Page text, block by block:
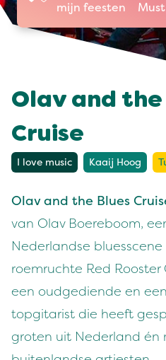
mijn feesten
Olav and the
Cruise
I love music Kaaij Hoog
Olav and the Blues
van Olav Boereboom,
Nederlandse
roemruchte Red Rooster
een oudgediende en
topgitarist die heeft
groten uit Nederland én